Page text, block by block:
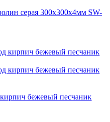
серая 300х300х4мм SW-
бежевый песчаник